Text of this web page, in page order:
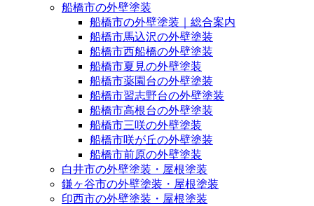
船橋市の外壁塗装
船橋市の外壁塗装｜総合案内
船橋市馬込沢の外壁塗装
船橋市西船橋の外壁塗装
船橋市夏見の外壁塗装
船橋市薬園台の外壁塗装
船橋市習志野台の外壁塗装
船橋市高根台の外壁塗装
船橋市三咲の外壁塗装
船橋市咲が丘の外壁塗装
船橋市前原の外壁塗装
白井市の外壁塗装・屋根塗装
鎌ヶ谷市の外壁塗装・屋根塗装
印西市の外壁塗装・屋根塗装